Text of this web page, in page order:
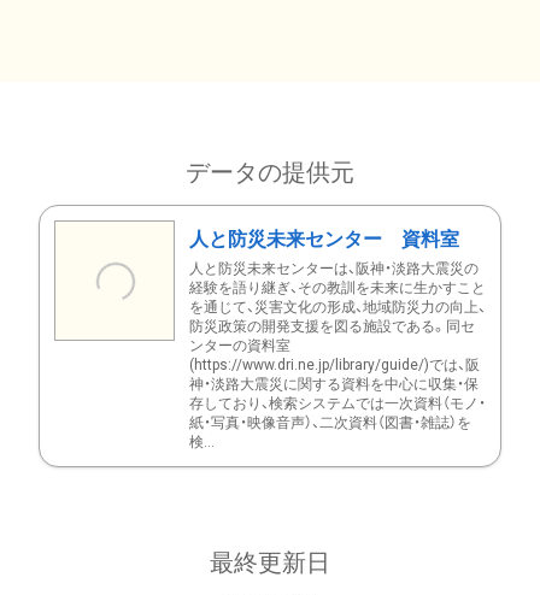
データの提供元
人と防災未来センター 資料室
人と防災未来センターは、阪神・淡路大震災の
経験を語り継ぎ、その教訓を未来に生かすこと
を通じて、災害文化の形成、地域防災力の向上、
防災政策の開発支援を図る施設である。同セ
ンターの資料室
(https://www.dri.ne.jp/library/guide/)では、阪
神・淡路大震災に関する資料を中心に収集・保
存しており、検索システムでは一次資料（モノ・
紙・写真・映像音声）、二次資料（図書・雑誌）を
検...
最終更新日